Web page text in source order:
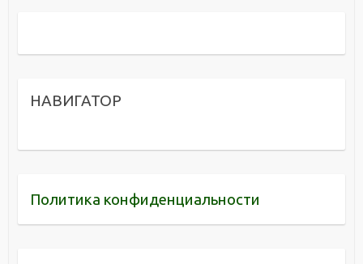
НАВИГАТОР
Политика конфиденциальности